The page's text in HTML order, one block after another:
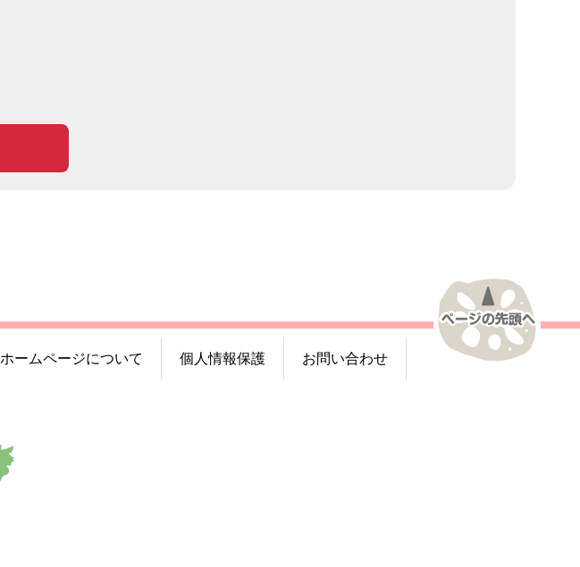
ホームページについて 個人情報保護 お問い合わせ